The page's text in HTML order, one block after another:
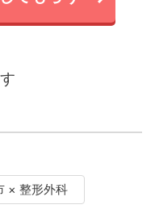
× 整形外科